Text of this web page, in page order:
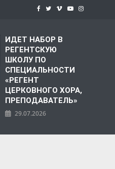
ИДЕТ НАБОР В
РЕГЕНТСКУЮ
ШКОЛУ ПО
СПЕЦИАЛЬНОСТИ
«РЕГЕНТ
ЦЕРКОВНОГО ХОРА,
ПРЕПОДАВАТЕЛЬ»
29.07.2026